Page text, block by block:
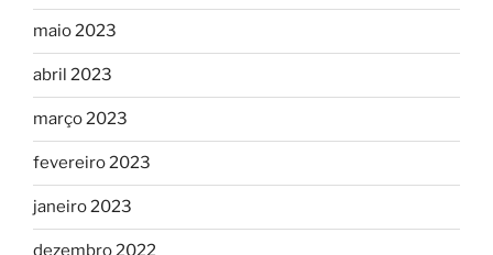
maio 2023
abril 2023
março 2023
fevereiro 2023
janeiro 2023
dezembro 2022